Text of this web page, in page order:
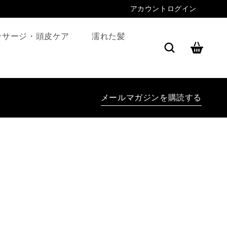
アカウントログイン
サージ・頭皮ケア 濡れた髪
ー
メールマガジンを購読する